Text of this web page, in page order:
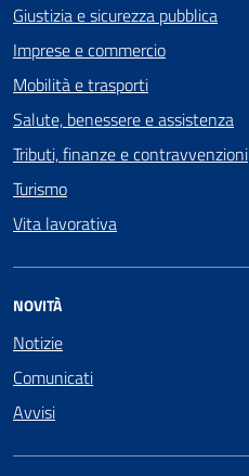
Giustizia e sicurezza pubblica
Imprese e commercio
Mobilità e trasporti
Salute, benessere e assistenza
Tributi, finanze e contravvenzioni
Turismo
Vita lavorativa
NOVITÀ
Notizie
Comunicati
Avvisi